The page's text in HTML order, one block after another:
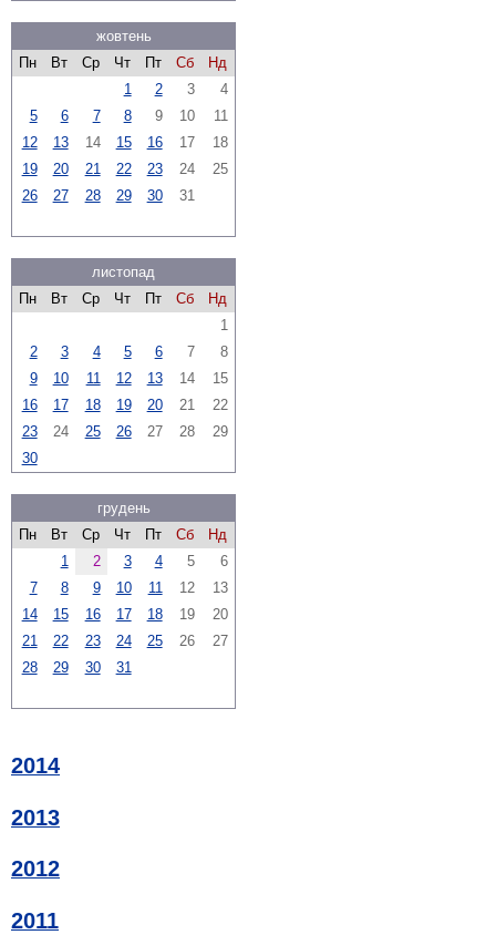
жовтень
Пн
Вт Ср Чт Пт Сб
Нд
1
2 3
4
5
6 7 8 9 10
11
12
13 14 15 16 17
18
19
20 21 22 23 24
25
26
27 28 29 30 31
листопад
Пн
Вт Ср Чт Пт Сб
Нд
1
2
3 4 5 6 7
8
9
10 11 12 13 14
15
16
17 18 19 20 21
22
23
24 25 26 27 28
29
30
грудень
Пн
Вт Ср Чт Пт Сб
Нд
1
2 3 4 5
6
7
8 9 10 11 12
13
14
15 16 17 18 19
20
21
22 23 24 25 26
27
28
29 30 31
2014
2013
2012
2011